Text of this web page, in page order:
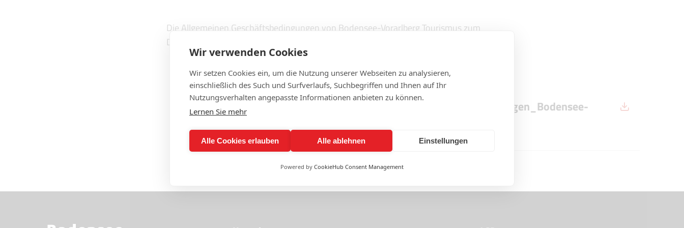
Die Allgemeinen Geschäftsbedingungen von Bodensee-Vorarlberg Tourismus zum
Download:
Allgemeine Geschäftsbedingungen_Bodensee-
PDF
Wir verwenden Cookies
Wir setzen Cookies ein, um die Nutzung unserer Webseiten zu analysieren,
einschließlich des Such und Surfverlaufs, Suchbegriffen und Ihnen auf Ihr
Nutzungsverhalten angepasste Informationen anbieten zu können.
Lernen Sie mehr
Alle Cookies erlauben Alle ablehnen Einstellungen
Powered by CookieHub Consent Management